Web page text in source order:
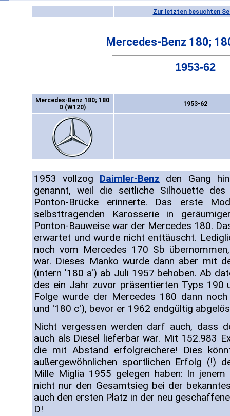
Zur letzten besuchten
Mercedes-Benz 180;
1953-62
Mercedes-Benz 180; 180
D (W120)
1953-62
1953 vollzog Daimler-Benz den Gang
genannt, weil die seitliche Silhouette
Ponton-Brücke erinnerte. Das erste
selbsttragenden Karosserie in
Ponton-Bauweise war der Mercedes 180.
erwartet und wurde nicht enttäuscht.
noch vom Mercedes 170 Sb
war. Dieses Manko wurde dann aber mit
(intern '180 a') ab Juli 1957 behoben. Ab
des ein Jahr zuvor präsentierten Typs 190
Folge wurde der Mercedes 180 dann
und '180 c'), bevor er 1962 endgültig
Nicht vergessen werden darf auch, dass
auch als Diesel lieferbar war. Mit 152.983
die mit Abstand erfolgreichere! Dies
außergewöhnlichen sportlichen Erfolg (!)
Mille Miglia 1955 gelegen haben: In
nicht nur den Gesamtsieg bei der
auch den ersten Platz in der neu
D!